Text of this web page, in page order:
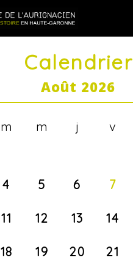
Calendrier
Août 2026
m m j v
4 5 6 7
11 12 13 14
18 19 20 21